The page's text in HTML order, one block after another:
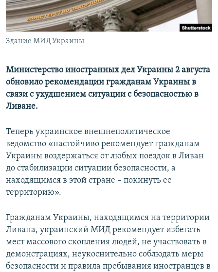
ПОБЕДИТЕЛЕЙ НЕ СУДЯТ?
КРЫМ.НЕПОКОРЕННЫЙ
ELIFBE
ПРИСОЕДИНЯЙТЕСЬ!
Все сайты RFE/RL
Здание МИД Украины
Министерство иностранных дел Украины 2 августа
обновило рекомендации гражданам Украины в
связи с ухудшением ситуации с безопасностью в
Ливане.
Теперь украинское внешнеполитическое
ведомство «настойчиво рекомендует гражданам
Украины воздержаться от любых поездок в Ливан
до стабилизации ситуации безопасности, а
находящимся в этой стране – покинуть ее
территорию».
Гражданам Украины, находящимся на территории
Ливана, украинский МИД рекомендует избегать
мест массового скопления людей, не участвовать в
демонстрациях, неукоснительно соблюдать меры
безопасности и правила пребывания иностранцев в